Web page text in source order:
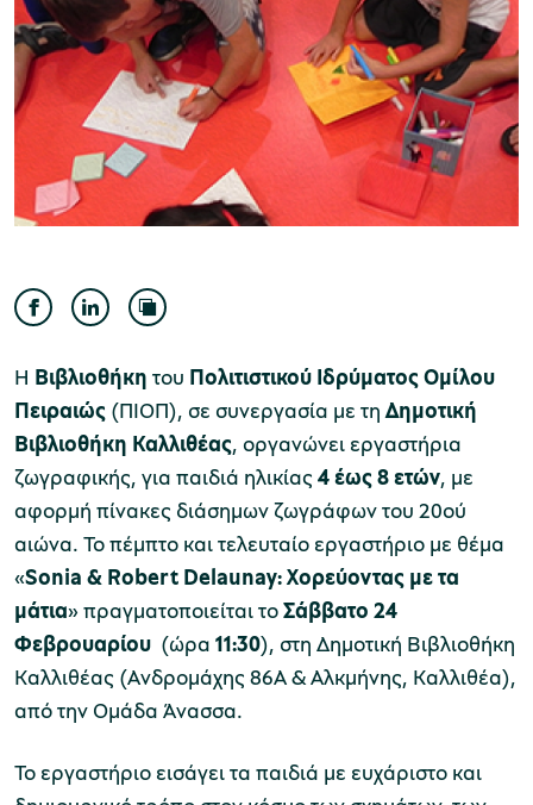
Μουσείο Ελιάς και Ελληνικού Λαδιού
Λέσβου
Μουσείο Πλινθοκεραμοποιίας N. & Σ.
Τσαλαπάτα
Μουσείο Μαρμαροτεχνίας
Η Βιβλιοθήκη του Πολιτιστικού Ιδρύματος Ομίλου
Πειραιώς (ΠΙΟΠ), σε συνεργασία με τηΔημοτική
Βιβλιοθήκη Καλλιθέας, οργανώνει εργαστήρια
ζωγραφικής, για παιδιά ηλικίας 4 έως 8 ετών, με
αφορμή πίνακες διάσημων ζωγράφων του 20ού
αιώνα. Το πέμπτο και τελευταίο εργαστήριο με θέμα
«Sonia & Robert Delaunay: Χορεύοντας με τα
μάτια» πραγματοποιείται τοΣάββατο 24
Φεβρουαρίου (ώρα 11:30), στη Δημοτική Βιβλιοθήκη
Καλλιθέας (Ανδρομάχης 86Α & Αλκμήνης, Καλλιθέα),
από την Ομάδα Άνασσα.
Το εργαστήριο εισάγει τα παιδιά με ευχάριστο και